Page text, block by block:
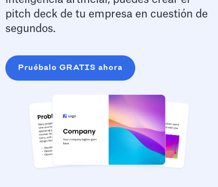
pitch deck de tu empresa en cuestión de
segundos.
Pruébalo GRATIS ahora